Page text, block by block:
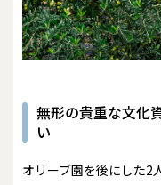
無形の貴重な文化
い
オリーブ園を後にした2